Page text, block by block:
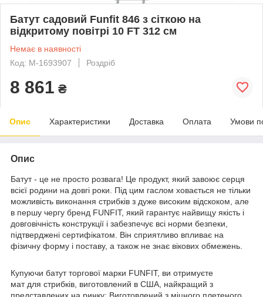
Батут садовий Funfit 846 з сіткою на
відкритому повітрі 10 FT 312 см
Немає в наявності
Код: M-1693907
Роздріб
8 861 ₴
Опис Характеристики Доставка Оплата Умови
Опис
Батут - це не просто розвага! Це продукт, який завоює серця
всієї родини на довгі роки. Під цим гаслом ховається не тільки
можливість виконання стрибків з дуже високим відскоком, але
в першу чергу бренд FUNFIT, який гарантує найвищу якість і
довговічність конструкції і забезпечує всі норми безпеки,
підтверджені сертифікатом. Він сприятливо впливає на
фізичну форму і поставу, а також не знає вікових обмежень.
Купуючи батут торгової марки FUNFIT, ви отримуєте
мат для стрибків, виготовлений в США, найкращий з
представлених на ринку: Виготовлений з міцного плетеного